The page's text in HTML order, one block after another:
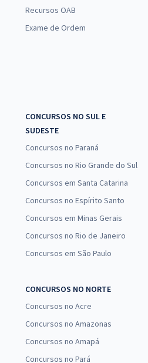
Recursos OAB
Exame de Ordem
CONCURSOS NO SUL E
SUDESTE
Concursos no Paraná
Concursos no Rio Grande do Sul
Concursos em Santa Catarina
Concursos no Espírito Santo
Concursos em Minas Gerais
Concursos no Rio de Janeiro
Concursos em São Paulo
CONCURSOS NO NORTE
Concursos no Acre
Concursos no Amazonas
Concursos no Amapá
Concursos no Pará